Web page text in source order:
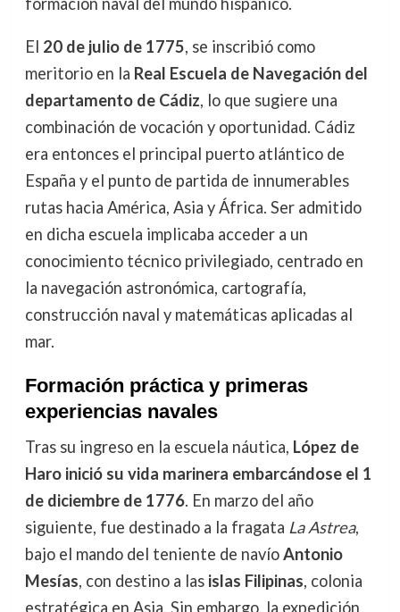
El 20 de julio de 1775, se inscribió como
meritorio en la Real Escuela de Navegación del
departamento de Cádiz, lo que sugiere una
combinación de vocación y oportunidad. Cádiz
era entonces el principal puerto atlántico de
España y el punto de partida de innumerables
rutas hacia América, Asia y África. Ser admitido
en dicha escuela implicaba acceder a un
conocimiento técnico privilegiado, centrado en
la navegación astronómica, cartografía,
construcción naval y matemáticas aplicadas al
mar.
Formación práctica y primeras
experiencias navales
Tras su ingreso en la escuela náutica, López de
Haro inició su vida marinera embarcándose el 1
de diciembre de 1776. En marzo del año
siguiente, fue destinado a la fragata La Astrea,
bajo el mando del teniente de navíoAntonio
Mesías, con destino a las islas Filipinas, colonia
estratégica en Asia. Sin embargo, la expedición